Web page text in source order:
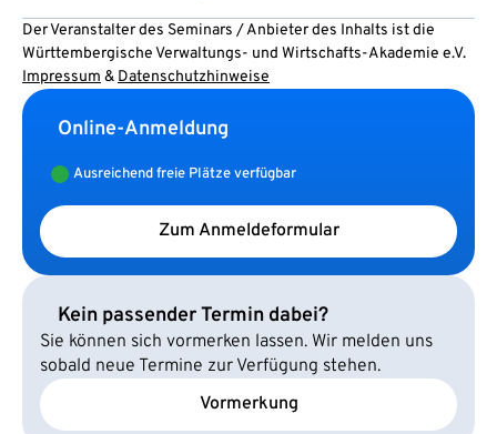
Der Veranstalter des Seminars / Anbieter des Inhalts ist die
Württembergische Verwaltungs- und Wirtschafts-Akademie e.V.
Impressum & Datenschutzhinweise
Online-Anmeldung
Ausreichend freie Plätze verfügbar
Zum Anmeldeformular
Kein passender Termin dabei?
Sie können sich vormerken lassen. Wir melden uns
sobald neue Termine zur Verfügung stehen.
Vormerkung